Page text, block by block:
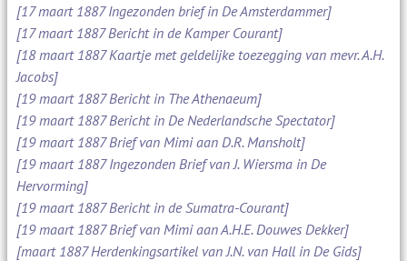
[17 maart 1887 Ingezonden brief in De Amsterdammer]
[17 maart 1887 Bericht in de Kamper Courant]
[18 maart 1887 Kaartje met geldelijke toezegging van mevr. A.H.
Jacobs]
[19 maart 1887 Bericht in The Athenaeum]
[19 maart 1887 Bericht in De Nederlandsche Spectator]
[19 maart 1887 Brief van Mimi aan D.R. Mansholt]
[19 maart 1887 Ingezonden Brief van J. Wiersma in De
Hervorming]
[19 maart 1887 Bericht in de Sumatra-Courant]
[19 maart 1887 Brief van Mimi aan A.H.E. Douwes Dekker]
[maart 1887 Herdenkingsartikel van J.N. van Hall in De Gids]